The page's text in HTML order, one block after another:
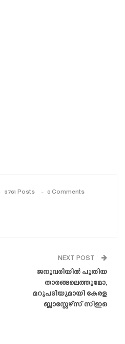
3761 Posts 0 Comments
NEXT POST
ജനുവരിയിൽ പുതിയ
താരങ്ങലെത്തുമോ,
മറുപടിയുമായി കേരള
ബ്ലാസ്റ്റേഴ്‌സ് സിഇഒ